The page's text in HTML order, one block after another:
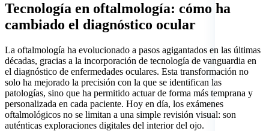
Tecnología en oftalmología: cómo ha
cambiado el diagnóstico ocular
La oftalmología ha evolucionado a pasos agigantados en las últimas
décadas, gracias a la incorporación de tecnología de vanguardia en
el diagnóstico de enfermedades oculares. Esta transformación no
solo ha mejorado la precisión con la que se identifican las
patologías, sino que ha permitido actuar de forma más temprana y
personalizada en cada paciente. Hoy en día, los exámenes
oftalmológicos no se limitan a una simple revisión visual: son
auténticas exploraciones digitales del interior del ojo.